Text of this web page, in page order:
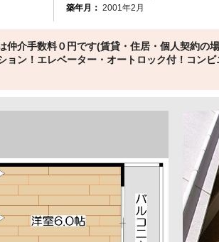
築年月： 2001年2月
介手数料０円です(賃貸・住居・個人契約の
ン！エレベーター・オートロック付！コン